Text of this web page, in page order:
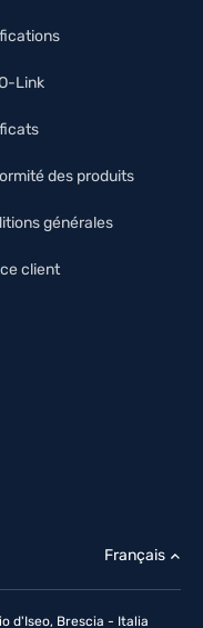
Link
des produits
générales
client
d'Iseo, Brescia - Italia
Français